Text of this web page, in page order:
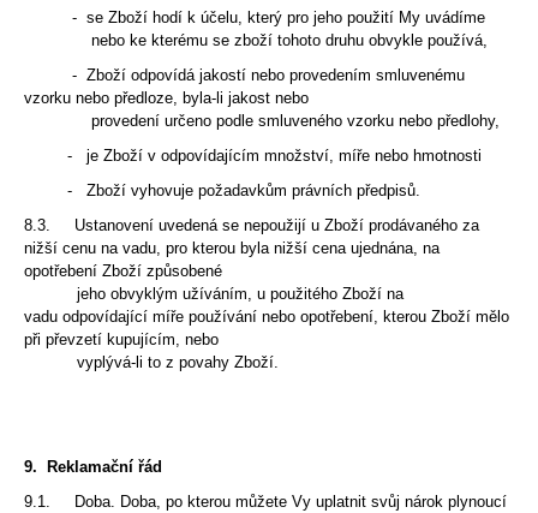
- se Zboží hodí k účelu, který pro jeho použití My uvádíme
nebo ke kterému se zboží tohoto druhu obvykle používá,
- Zboží odpovídá jakostí nebo provedením smluvenému
vzorku nebo předloze, byla-li jakost nebo
provedení určeno podle smluveného vzorku nebo předlohy,
- je Zboží v odpovídajícím množství, míře nebo hmotnosti
- Zboží vyhovuje požadavkům právních předpisů.
8.3. Ustanovení uvedená se nepoužijí u Zboží prodávaného za
nižší cenu na vadu, pro kterou byla nižší cena ujednána, na
opotřebení Zboží způsobené
jeho obvyklým užíváním, u použitého Zboží na
vadu odpovídající míře používání nebo opotřebení, kterou Zboží mělo
při převzetí kupujícím, nebo
vyplývá-li to z povahy Zboží.
9. Reklamační řád
9.1. Doba. Doba, po kterou můžete Vy uplatnit svůj nárok plynoucí